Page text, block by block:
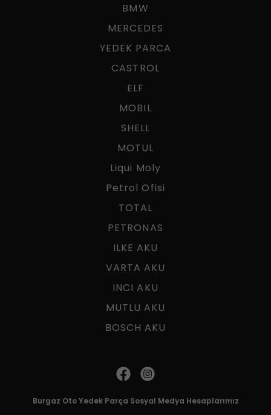
BMW
MERCEDES
YEDEK PARCA
CASTROL
ELF
MOBIL
SHELL
MOTUL
Liqui Moly
Petrol Ofisi
TOTAL
PETRONAS
ILKE AKU
VARTA AKU
INCI AKU
MUTLU AKU
BOSCH AKU
Burgaz Oto Yedek Parça Sosyal Medya Hesaplarımız